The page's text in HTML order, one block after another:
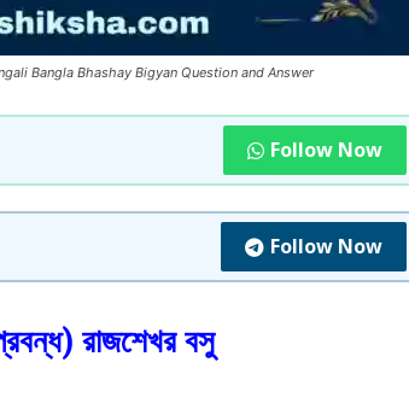
Bengali Bangla Bhashay Bigyan Question and Answer
Follow Now
Follow Now
রাজশেখর বসু